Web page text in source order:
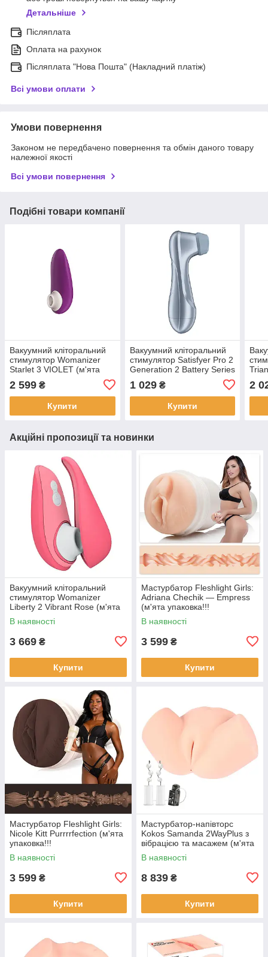
Детальніше
Післяплата
Оплата на рахунок
Післяплата "Нова Пошта" (Накладний платіж)
Всі умови оплати
Умови повернення
Законом не передбачено повернення та обмін даного товару
належної якості
Всі умови повернення
Подібні товари компанії
Вакуумний кліторальний
стимулятор Womanizer
Starlet 3 VIOLET (м'ята
2 599 ₴
Купити
Вакуумний кліторальний
стимулятор Satisfyer Pro 2
Generation 2 Battery Series
1 029₴
Купити
2
Акційні пропозиції та новинки
Вакуумний кліторальний
стимулятор Womanizer
Liberty 2 Vibrant Rose (м'ята
упаковка!!!
В наявності
3 669 ₴
Купити
Мастурбатор Fleshlight Girls:
Adriana Chechik — Empress
(м'ята упаковка!!!
В наявності
3 599 ₴
Купити
Мастурбатор Fleshlight Girls:
Nicole Kitt Purrrrfection (м'ята
упаковка!!!
В наявності
3 599 ₴
Купити
Мастурбатор-напівторс
Kokos Samanda 2WayPlus з
вібрацією та масажем (м'ята
упаковка!!!!
В наявності
8 839 ₴
Купити